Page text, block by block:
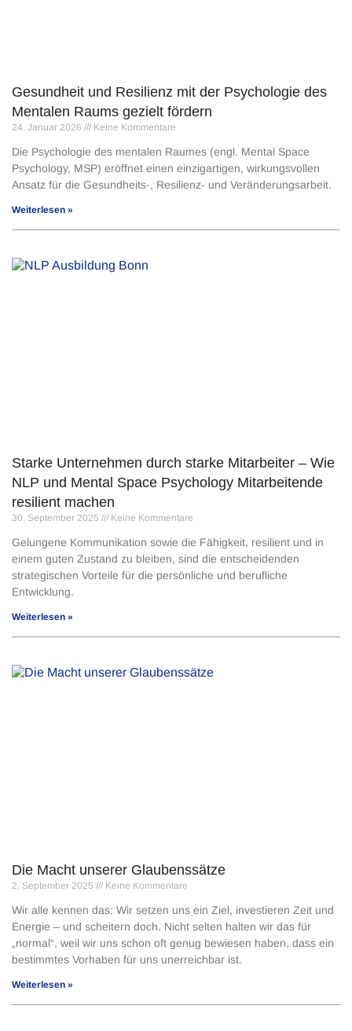
Gesundheit und Resilienz mit der Psychologie des
Mentalen Raums gezielt fördern
24. Januar 2026 Keine Kommentare
Die Psychologie des mentalen Raumes (engl. Mental Space
Psychology, MSP) eröffnet einen einzigartigen, wirkungsvollen
Ansatz für die Gesundheits-, Resilienz- und Veränderungsarbeit.
Weiterlesen »
Starke Unternehmen durch starke Mitarbeiter – Wie
NLP und Mental Space Psychology Mitarbeitende
resilient machen
30. September 2025 Keine Kommentare
Gelungene Kommunikation sowie die Fähigkeit, resilient und in
einem guten Zustand zu bleiben, sind die entscheidenden
strategischen Vorteile für die persönliche und berufliche
Entwicklung.
Weiterlesen »
Die Macht unserer Glaubenssätze
2. September 2025 Keine Kommentare
Wir alle kennen das: Wir setzen uns ein Ziel, investieren Zeit und
Energie – und scheitern doch. Nicht selten halten wir das für
„normal“, weil wir uns schon oft genug bewiesen haben, dass ein
bestimmtes Vorhaben für uns unerreichbar ist.
Weiterlesen »